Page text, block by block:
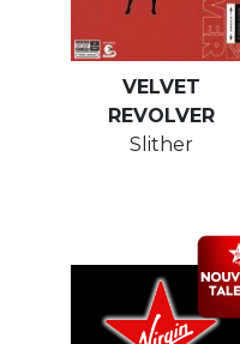
VELVET
REVOLVER
Slither